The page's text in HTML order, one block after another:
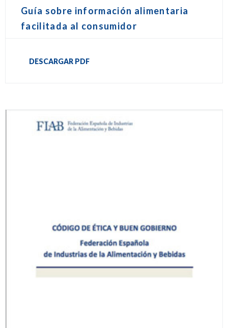
Guía sobre información alimentaria
facilitada al consumidor
DESCARGAR PDF